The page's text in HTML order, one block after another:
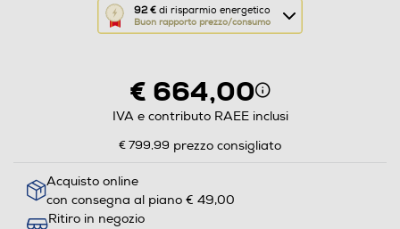
92 € di risparmio energetico
Buon rapporto prezzo/consumo
Questa
azione
Calcolatore
risparmio
di
Youreko.
€ 664,00
IVA e contributo RAEE inclusi
€ 799,99 prezzo consigliato
Acquisto online
con consegna al piano € 49,00
Ritiro in negozio